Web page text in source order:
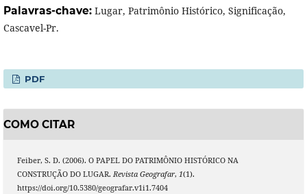
Palavras-chave: Lugar, Patrimônio Histórico, Significação,
Cascavel-Pr.
PDF
COMO CITAR
Feiber, S. D. (2006). O PAPEL DO PATRIMÔNIO HISTÓRICO NA
CONSTRUÇÃO DO LUGAR. Revista Geografar, 1(1).
https://doi.org/10.5380/geografar.v1i1.7404